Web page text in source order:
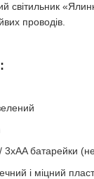
світильник
проводів.
3xAA батарейки
і міцний